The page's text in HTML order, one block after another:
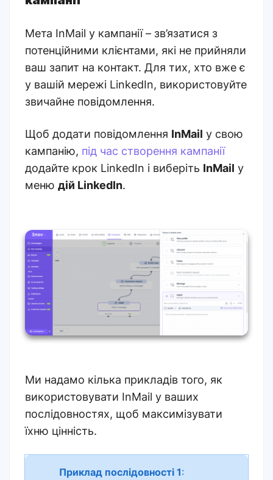
Мета InMail у кампанії – зв’язатися з
потенційними клієнтами, які не прийняли
ваш запит на контакт. Для тих, хто вже є
у вашій мережі LinkedIn, використовуйте
звичайне повідомлення.
Щоб додати повідомлення InMail у свою
кампанію, під час створення кампанії
додайте крок LinkedIn і виберіть InMail у
меню дій LinkedIn.
Ми надамо кілька прикладів того, як
використовувати InMail у ваших
послідовностях, щоб максимізувати
їхню цінність.
Приклад послідовності 1: